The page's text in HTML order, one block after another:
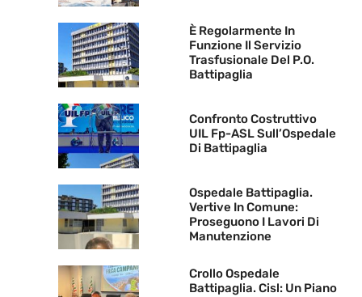
È Regolarmente In
Funzione Il Servizio
Trasfusionale Del P.O.
Battipaglia
Confronto Costruttivo
UIL Fp-ASL Sull’Ospedale
Di Battipaglia
Ospedale Battipaglia.
Vertive In Comune:
Proseguono I Lavori Di
Manutenzione
Crollo Ospedale
Battipaglia. Cisl: Un Piano